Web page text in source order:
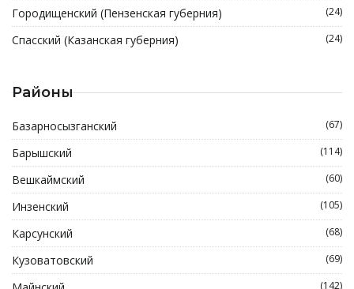
Городищенский (Пензенская губерния) (24)
Спасский (Казанская губерния) (24)
Районы
Базарносызганский (67)
Барышский (114)
Вешкаймский (60)
Инзенский (105)
Карсунский (68)
Кузоватовский (69)
(142)